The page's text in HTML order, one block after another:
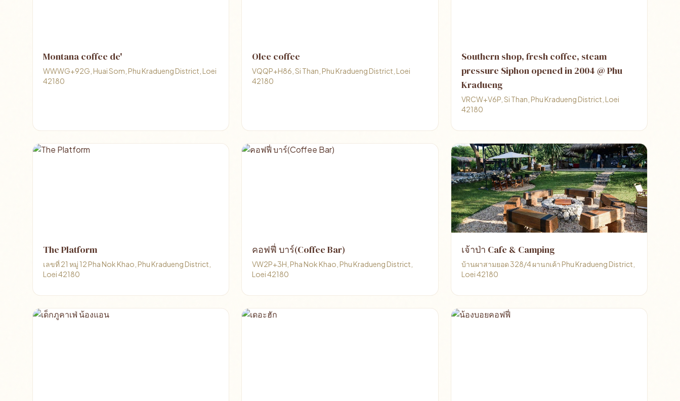
Montana coffee de'
WWWG+92G, Huai Som, Phu Kradueng District, Loei
42180
Olee coffee
VQQP+H86, Si Than, Phu Kradueng District, Loei
42180
Southern shop, fresh coffee, steam
pressure Siphon opened in 2004 @ Phu
Kradueng
VRCW+V6P, Si Than, Phu Kradueng District, Loei
42180
The Platform
เลขที่ 21 หมู่ 12 Pha Nok Khao, Phu Kradueng District,
Loei 42180
คอฟฟี่ บาร์(Coffee Bar)
VW2P+3H, Pha Nok Khao, Phu Kradueng District,
Loei 42180
เจ้าป่า Cafe & Camping
บ้านผาสามยอด 328/4 ผานกเค้า Phu Kradueng District,
Loei 42180